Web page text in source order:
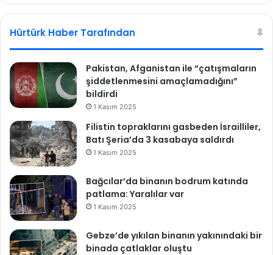
ı
a
r
d
ı
.
.
sit bo
Hürtürk Haber Tarafından
Pakistan, Afganistan ile “çatışmaların
şiddetlenmesini amaçlamadığını”
bildirdi
1 Kasım 2025
Filistin topraklarını gasbeden İsrailliler,
Batı Şeria’da 3 kasabaya saldırdı
1 Kasım 2025
Bağcılar’da binanın bodrum katında
patlama: Yaralılar var
1 Kasım 2025
Gebze’de yıkılan binanın yakınındaki bir
binada çatlaklar oluştu